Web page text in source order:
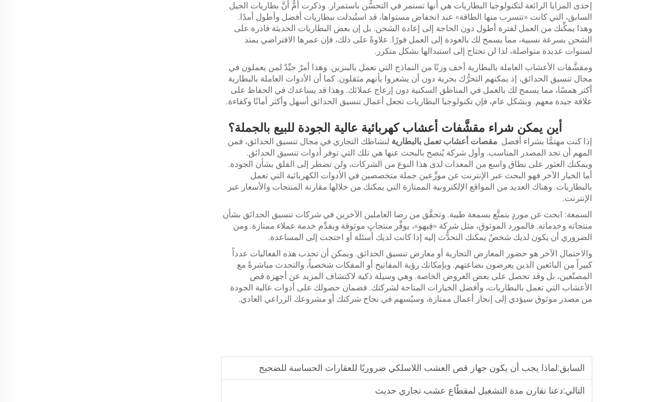
إحدى المزايا الرائعة لتكنولوجيا البطاريات هي أنها تستمر في التحسُّن باستمرار. وذكرت أُمٌّ أنَّ بطاريات الجيل
السابق، التي كانت «تتسرب منها الطاقة» عند انخفاض مستواها، قد استُبدلت ببطاريات أفضل وأطول أمدًا.
وهذا يمكِّنك من العمل لفترة أطول دون الحاجة إلى إعادة الشحن. بل إن بعض البطاريات الحديثة قادرة على
الشحن بسرعة نسبية، مما يسمح لك بالعودة إلى العمل فورًا. علاوةً على ذلك، فإن عمرها الافتراضي يمتد
لسنوات عديدة متواصلة، لذا لن تحتاج إلى استبدالها بشكل متكرر.
ومقشَّفات الأعشاب العاملة بالبطارية أخف وزنًا من النماذج التي تعمل بالبنزين. وهذا أمرٌ جيِّدٌ لمن يعملون في
مجال تنسيق الحدائق، إذ يمكنهم التحرُّك بحرية دون أن يشعروا بأنهم مثقلون. كما أن الأدوات العاملة بالبطارية
أكثر همسًا، مما يسمح لك بالعمل في المناطق السكنية دون إزعاج عملائك. وهذا قد يساعدك في الحفاظ على
علاقة جيدة معهم. وبشكل عام، فإن تكنولوجيا البطاريات تجعل أعمال تنسيق الحدائق أسهل وأكثر أمانًا وكفاءة.
أين يمكن شراء مقشَّفات أعشاب كهربائية عالية الجودة للبيع بالجملة؟
إذا كنت مهتمًّا بشراء أفضل مقصات أعشاب تعمل بالبطارية لنشاطك التجاري في مجال تنسيق الحدائق، فمن
المهم أن تجد المصدر المناسب. وأول شركة يُنصح بالبحث عنها هي تلك التي توفر أدوات تنسيق الحدائق.
ويمكنك العثور على نطاق واسع من المعدات لدى هذا النوع من الشركات، ولن تضطر إلى القلق بشأن الجودة.
أما الخيار الآخر فهو البحث عبر الإنترنت عن موزِّعين جملة متخصصين في الأدوات الكهربائية التي تعمل
بالبطاريات. وهناك العديد من المواقع الإلكترونية الممتازة التي يمكنك من خلالها مقارنة المنتجات والأسعار عبر
الإنترنت.
السمعة: ابحث عن موردٍ يتمتَّع بسمعة طيبة. وتحقَّق من رضا العاملين الآخرين في شركات تنسيق الحدائق بشأن
منتجاته وخدماته. فالمورد الموثوق، مثل شركة «فِيهو»، يوفِّر منتجاتٍ موثوقة ويقدِّم خدمة عملاء ممتازة. ومن
الضروري أن يكون لديك شخصٌ يمكنك التحدُّث إليه إذا كانت لديك أسئلة أو احتجت إلى المساعدة.
والاحتمال الآخر هو حضور المعارض التجارية أو معارض تنسيق الحدائق. ويمكن أن تجذب هذه الفعاليات عدداً
كبيراً من البائعين الذين يعرضون بضاعتهم. وبإمكانك رؤية المفاتيح أو المفكات شخصياً، والتحدث مباشرةً مع
المصنّعين، بل وقد تحصل على بعض العروض الخاصة. وهي وسيلة ذكية لاكتشاف المزيد عن أجهزة قص
الأعشاب التي تعمل بالبطاريات، وأفضل الخيارات المتاحة لشركتك. فضمان حصولك على أدوات عالية الجودة
من مصدر موثوق سيؤدي إلى إنجاز أعمال ممتازة، وسيُسهم في نجاح شركتك أو مشروعك الزراعي العادي.
السابق:لماذا يجب أن يكون جهاز قص العشب اللاسلكي ضروريًا للعقارات الحساسة للضجيج
التالي:دعنا نقارن مدة التشغيل لمقطّاع عشب تجاري حديث